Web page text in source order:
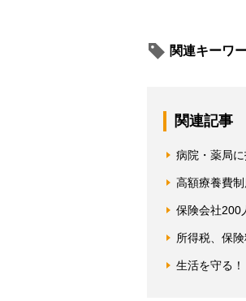
関連キーワ
関連記事
病院・薬局
高額療養費
保険会社200
所得税、保
生活を守る